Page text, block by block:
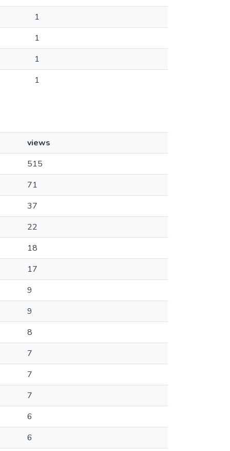
1
1
1
1
views
515
71
37
22
18
17
9
9
8
7
7
7
6
6